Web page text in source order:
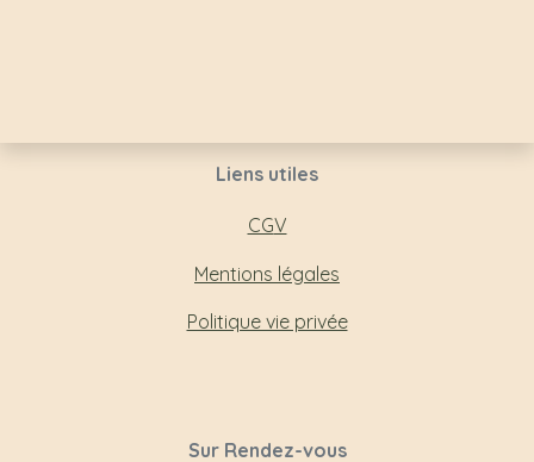
Liens utiles
CGV
Mentions légales
Politique vie privée
Sur Rendez-vous